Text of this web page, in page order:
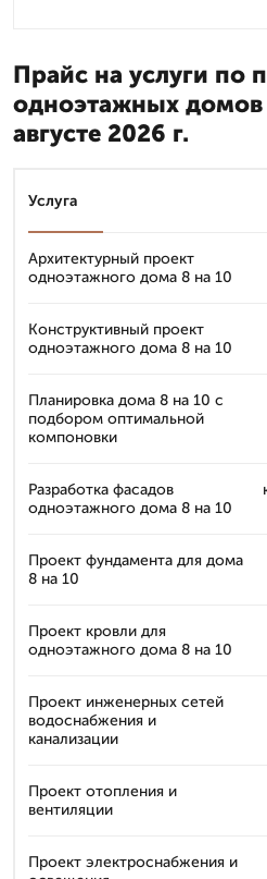
Прайс на услуги по
одноэтажных домов
августе 2026 г.
Услуга
Архитектурный проект
одноэтажного дома 8 на 10
Конструктивный проект
одноэтажного дома 8 на 10
Планировка дома 8 на 10 с
подбором оптимальной
компоновки
Разработка фасадов
одноэтажного дома 8 на 10
Проект фундамента для дома
8 на 10
Проект кровли для
одноэтажного дома 8 на 10
Проект инженерных сетей
водоснабжения и
канализации
Проект отопления и
вентиляции
Проект электроснабжения и